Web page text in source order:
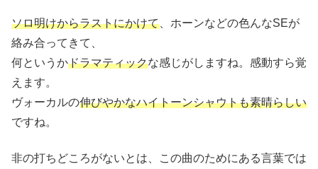
ソロ明けからラストにかけて 、ホーンなどの色んなSEが
絡み合ってきて、
何というかドラマティックな感じがしますね。感動すら覚
えます。
ヴォーカルの伸びやかなハイトーンシャウトも素晴らしい
ですね。
非の打ちどころがないとは、この曲のためにある言葉では